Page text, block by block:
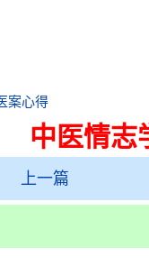
案心得
中医情
上一篇